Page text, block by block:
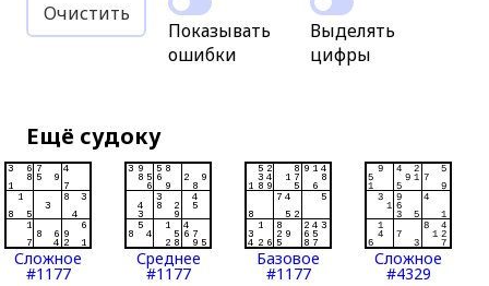
Очистить
Показывать
ошибки
Выделять
цифры
Ещё судоку
Сложное
#1177
Среднее
#1177
Базовое
#1177
Сложное
#4329